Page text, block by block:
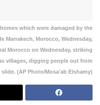
which were damaged by the
Marrakech, Morocco, Wednesday,
Morocco on Wednesday, striking
villages, digging people out from
(AP Photo/Mosa'ab Elshamy)